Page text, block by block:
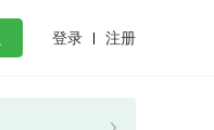
登录 注册